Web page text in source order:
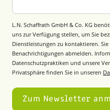
L.N. Schaffrath GmbH & Co. KG
uns zur Verfügung stellen, um Sie
Dienstleistungen zu kontaktieren.
Benachrichtigungen abmelden.
Datenschutzpraktiken und unsere
Privatsphäre finden Sie in unseren